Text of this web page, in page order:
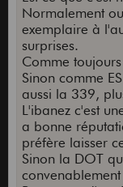
Normalement
exemplaire à
surprises.
Comme
Sinon comme
aussi la 339,
L'ibanez c'est
a bonne
préfère laisser
Sinon la DOT